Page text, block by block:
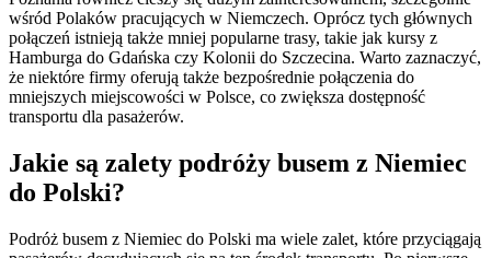
wśród Polaków pracujących w Niemczech. Oprócz tych głównych
połączeń istnieją także mniej popularne trasy, takie jak kursy z
Hamburga do Gdańska czy Kolonii do Szczecina. Warto zaznaczyć,
że niektóre firmy oferują także bezpośrednie połączenia do
mniejszych miejscowości w Polsce, co zwiększa dostępność
transportu dla pasażerów.
Jakie są zalety podróży busem z Niemiec
do Polski?
Podróż busem z Niemiec do Polski ma wiele zalet, które przyciągają